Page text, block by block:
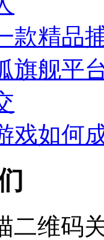
款精品
旗舰平
戏如何
二维码